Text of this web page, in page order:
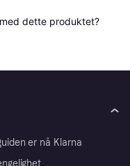
dette produktet?
er nå Klarna